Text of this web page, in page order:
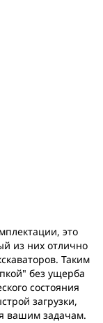
это
из них отлично
Таким
без ущерба
состояния
загрузки,
вашим задачам.